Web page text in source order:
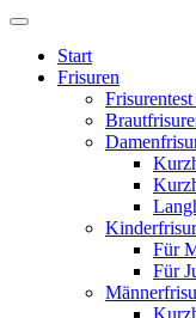
Start
Frisuren
Für
Für